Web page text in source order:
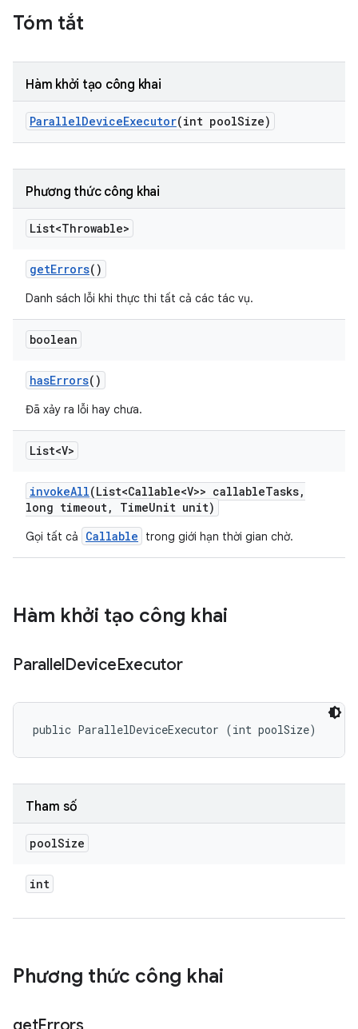
Tóm tắt
Hàm khởi tạo công khai
ParallelDeviceExecutor(int poolSize)
Phương thức công khai
List<Throwable>
getErrors()
Danh sách lỗi khi thực thi tất cả các tác vụ.
boolean
hasErrors()
Đã xảy ra lỗi hay chưa.
List<V>
invokeAll(List<Callable<V>> callableTasks,
long timeout, TimeUnit unit)
Gọi tất cả Callable trong giới hạn thời gian chờ.
Hàm khởi tạo công khai
ParallelDeviceExecutor
public ParallelDeviceExecutor (int poolSize)
Tham số
poolSize
int
Phương thức công khai